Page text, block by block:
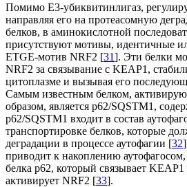
Помимо Е3-убиквитинлигаз,
направляя его на протеасомную
белков, в аминокислотной
присутствуют мотивы, идентичные
ETGE-мотив NRF2 [31]. Эти белки
NRF2 за связывание с KEAP1,
цитоплазме и вызывая его
Самым известным белком,
образом, является p62/SQSTM1,
p62/SQSTM1 входит в состав
транспортировке белков, которые
деградации в процессе аутофагии [32
приводит к накоплению аутофагосом,
белка p62, который связывает
активирует NRF2 [33].